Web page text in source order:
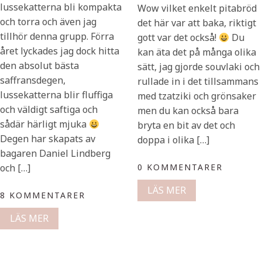
lussekatterna bli kompakta
och torra och även jag
tillhör denna grupp. Förra
året lyckades jag dock hitta
den absolut bästa
saffransdegen,
lussekatterna blir fluffiga
och väldigt saftiga och
sådär härligt mjuka
Degen har skapats av
bagaren Daniel Lindberg
och […]
8 KOMMENTARER
LÄS MER
Wow vilket enkelt pitabröd
det här var att baka, riktigt
gott var det också!
Du
kan äta det på många olika
sätt, jag gjorde souvlaki och
rullade in i det tillsammans
med tzatziki och grönsaker
men du kan också bara
bryta en bit av det och
doppa i olika […]
0 KOMMENTARER
LÄS MER